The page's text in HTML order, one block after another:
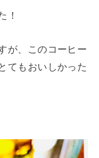
！
が、このコーヒー
てもおいしかった